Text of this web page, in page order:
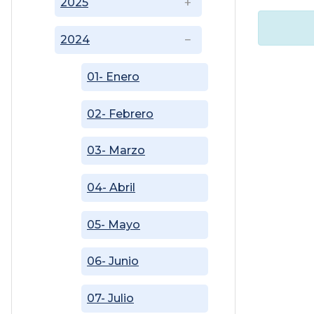
2024
01- Enero
02- Febrero
03- Marzo
04- Abril
05- Mayo
06- Junio
07- Julio